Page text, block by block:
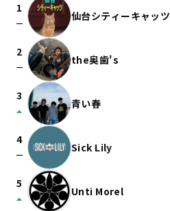
1
check_indeterminate_small 仙台シティーキャッツ
2
check_indeterminate_small the奥歯's
3
arrow_drop_up 青い春
4
check_indeterminate_small Sick Lily
5
arrow_drop_up Unti Morel